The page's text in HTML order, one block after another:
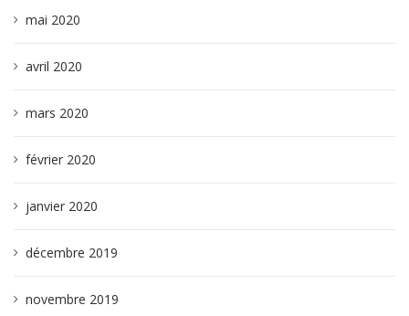
mai 2020
avril 2020
mars 2020
février 2020
janvier 2020
décembre 2019
novembre 2019